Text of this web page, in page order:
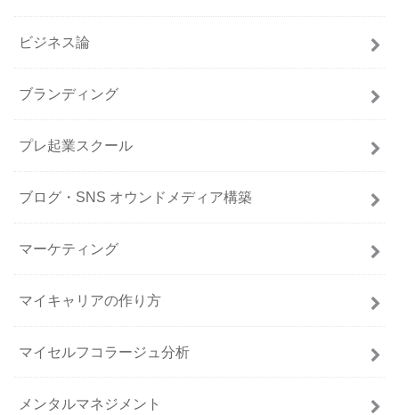
ビジネス論
ブランディング
プレ起業スクール
ブログ・SNS オウンドメディア構築
マーケティング
マイキャリアの作り方
マイセルフコラージュ分析
メンタルマネジメント